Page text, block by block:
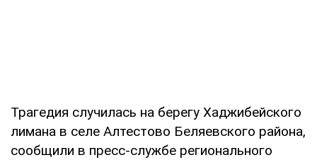
Трагедия случилась на берегу Хаджибейского
лимана в селе Алтестово Беляевского района,
сообщили в пресс-службе регионального